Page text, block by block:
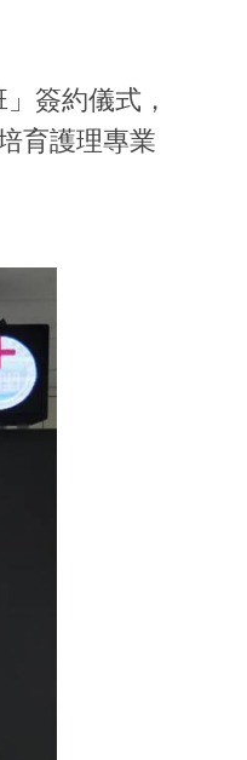
簽約儀式，
育護理專業